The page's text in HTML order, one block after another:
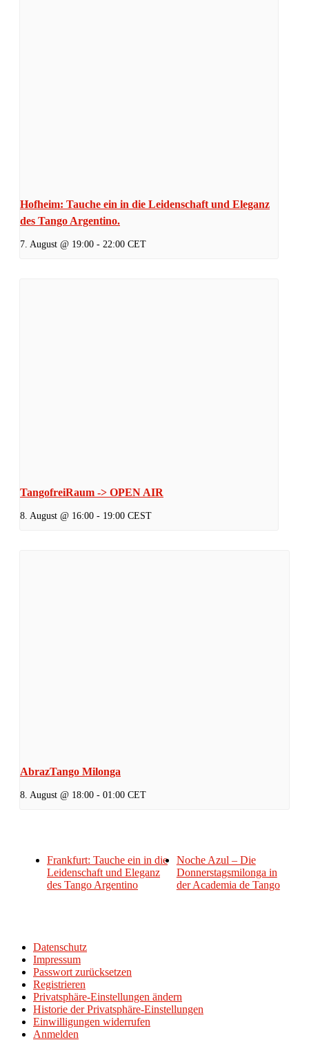
Hofheim: Tauche ein in die Leidenschaft und Eleganz
des Tango Argentino.
7. August @ 19:00 - 22:00 CET
TangofreiRaum -> OPEN AIR
8. August @ 16:00 - 19:00 CEST
AbrazTango Milonga
8. August @ 18:00 - 01:00 CET
Frankfurt: Tauche ein in die
Leidenschaft und Eleganz
des Tango Argentino
Noche Azul – Die
Donnerstagsmilonga in
der Academia de Tango
Datenschutz
Impressum
Passwort zurücksetzen
Registrieren
Privatsphäre-Einstellungen ändern
Historie der Privatsphäre-Einstellungen
Einwilligungen widerrufen
Anmelden